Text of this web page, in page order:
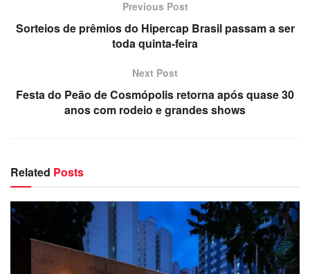
Previous Post
Sorteios de prêmios do Hipercap Brasil passam a ser
toda quinta-feira
Next Post
Festa do Peão de Cosmópolis retorna após quase 30
anos com rodeio e grandes shows
Related Posts